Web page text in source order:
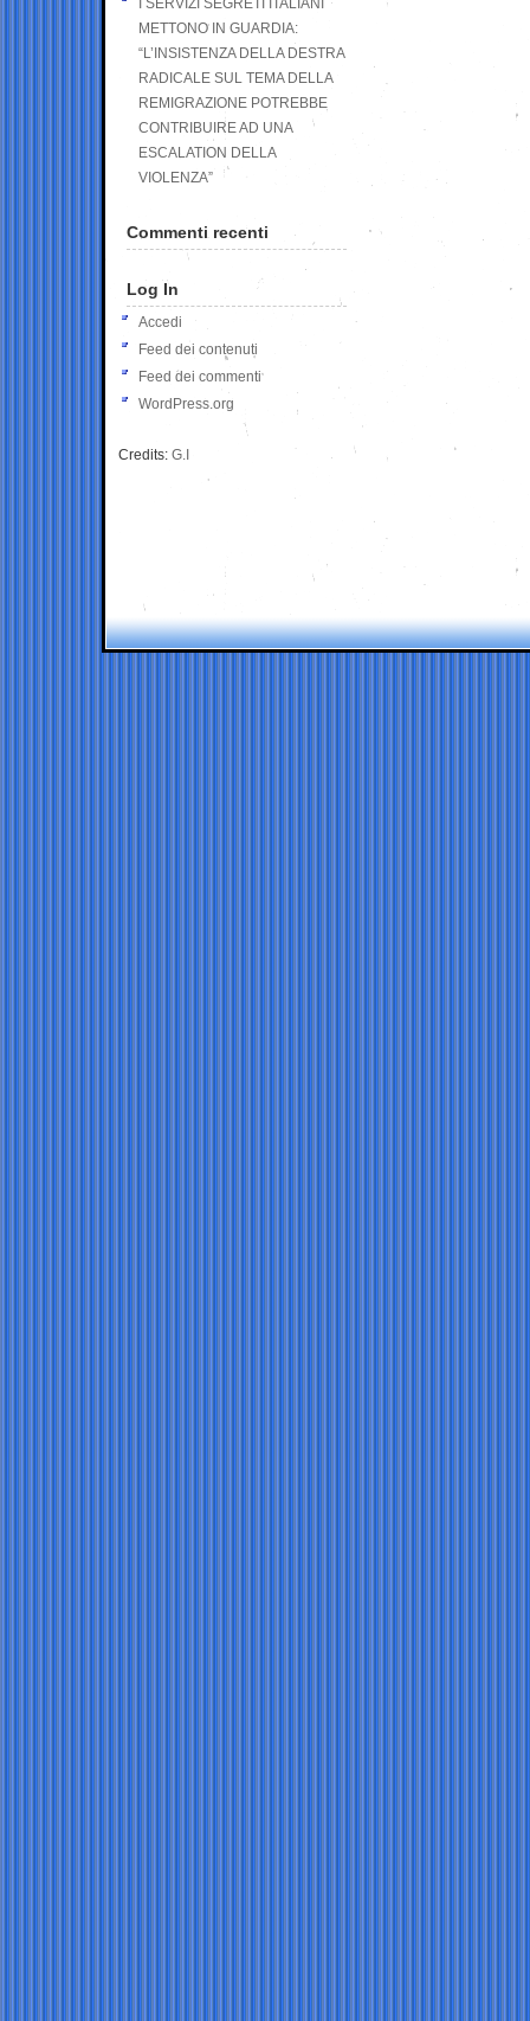
I SERVIZI SEGRETI ITALIANI
METTONO IN GUARDIA:
“L’INSISTENZA DELLA DESTRA
RADICALE SUL TEMA DELLA
REMIGRAZIONE POTREBBE
CONTRIBUIRE AD UNA
ESCALATION DELLA
VIOLENZA”
Commenti recenti
Log In
Accedi
Feed dei contenuti
Feed dei commenti
WordPress.org
Credits: G.I